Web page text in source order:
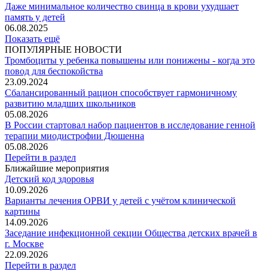
Даже минимальное количество свинца в крови ухудшает
память у детей
06.08.2025
Показать ещё
ПОПУЛЯРНЫЕ НОВОСТИ
Тромбоциты у ребенка повышены или понижены - когда это
повод для беспокойства
23.09.2024
Сбалансированный рацион способствует гармоничному
развитию младших школьников
05.08.2026
В России стартовал набор пациентов в исследование генной
терапии миодистрофии Дюшенна
05.08.2026
Перейти в раздел
Ближайшие мероприятия
Детский код здоровья
10.09.2026
Варианты лечения ОРВИ у детей с учётом клинической
картины
14.09.2026
Заседание инфекционной секции Общества детских врачей в
г. Москве
22.09.2026
Перейти в раздел